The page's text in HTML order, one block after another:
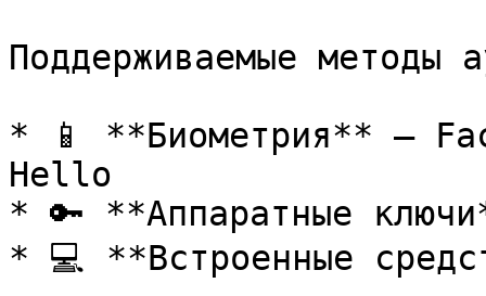
Поддерживаемые методы
* 📱 **Биометрия** —
Hello
* 🔑 **Аппаратные
* 💻 **Встроенные